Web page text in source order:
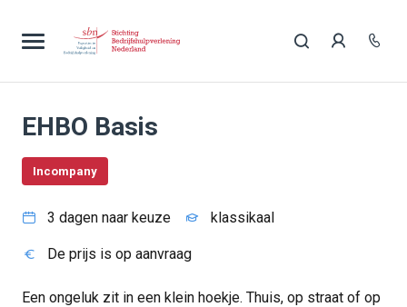
EHBO Basis
Incompany
3 dagen naar keuze klassikaal
De prijs is op aanvraag
Een ongeluk zit in een klein hoekje. Thuis, op straat of op